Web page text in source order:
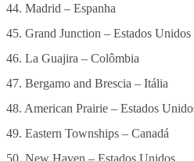
44. Madrid – Espanha
45. Grand Junction – Estados Unidos
46. La Guajira – Colômbia
47. Bergamo and Brescia – Itália
48. American Prairie – Estados
49. Eastern Townships – Canadá
50. New Haven – Estados Unidos